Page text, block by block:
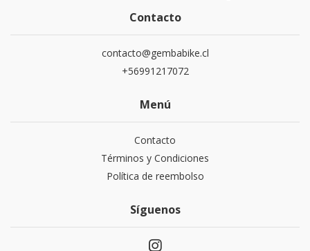
Contacto
contacto@gembabike.cl
+56991217072
Menú
Contacto
Términos y Condiciones
Política de reembolso
Síguenos